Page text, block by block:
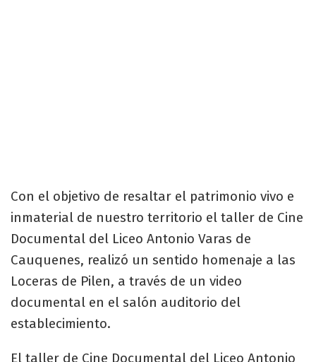
Con el objetivo de resaltar el patrimonio vivo e
inmaterial de nuestro territorio el taller de Cine
Documental del Liceo Antonio Varas de
Cauquenes, realizó un sentido homenaje a las
Loceras de Pilen, a través de un video
documental en el salón auditorio del
establecimiento.
El taller de Cine Documental del Liceo Antonio